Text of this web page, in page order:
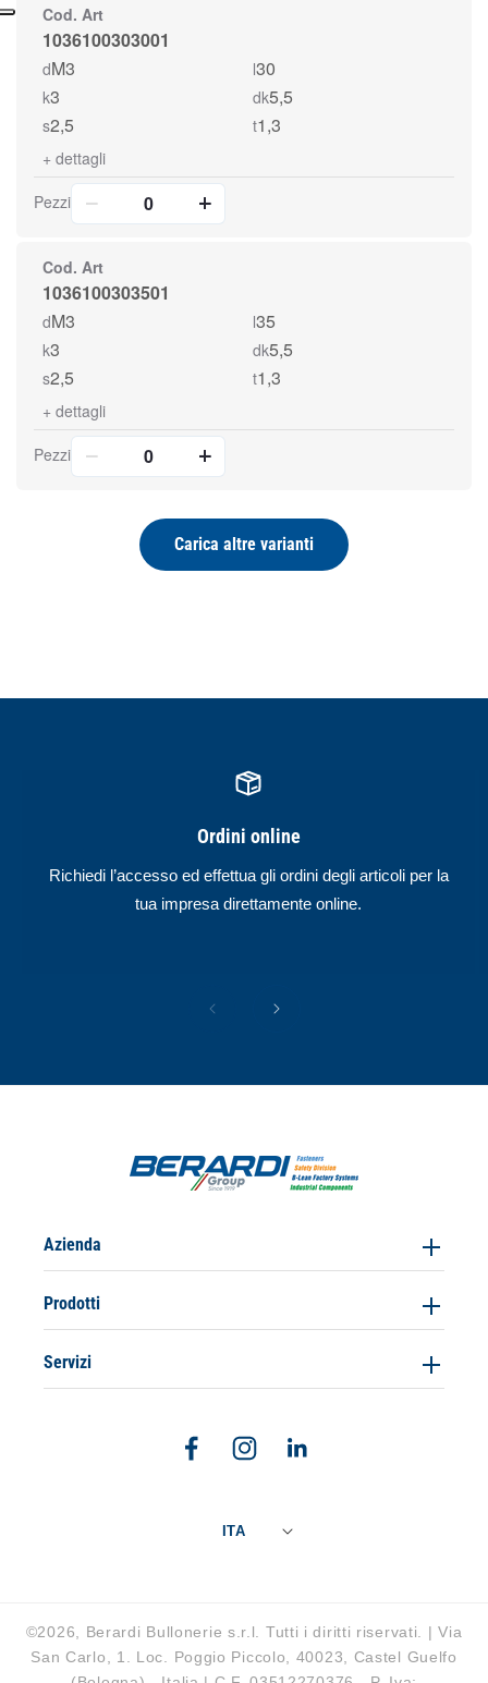
Cod. Art
1036100303001
dM3 l30
k3 dk5,5
s2,5 t1,3
+ dettagli
Pezzi
Cod. Art
1036100303501
dM3 l35
k3 dk5,5
s2,5 t1,3
+ dettagli
Pezzi
Carica altre varianti
Ordini online
Richiedi l’accesso ed effettua gli ordini degli articoli per la
tua impresa direttamente online.
Azienda
Prodotti
Servizi
FacebookInstagramLinkedin
ITA
©2026, Berardi Bullonerie s.r.l. Tutti i diritti riservati. | Via
San Carlo, 1. Loc. Poggio Piccolo, 40023, Castel Guelfo